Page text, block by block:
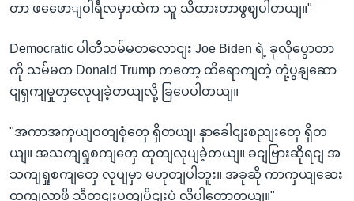
တာ ဖဖေောျဝါရီလမှာထဲက သူ သိထားတာဖွဈပါတယျ။"
Democratic ပါတီသမ်မတလောငျး Joe Biden ရဲ့ ခုလိုပွောတာ
ကို သမ်မတ Donald Trump ကတော့ ထိရောကျတဲ့ တုံ့ပွနျဆော
ငျရှကျမှုတှလေုပျခဲ့တယျလို့ ခြပေပါတယျ။
"အကာအကှယျဝတျစုံတှေ ရှိတယျ၊ နှာခေါငျးစညျးတှေ ရှိတ
ယျ။ အသကျရှုစကျတှေ ထုတျလုပျခဲ့တယျ။ ခငျဗြားဆိုရငျ အ
သကျရှုစကျတှေ လုပျမှာ မဟုတျပါဘူး။ အခုဆို ကာကှယျဆေး
ထှကျလာဖို့ သီတငျးပတျပိုငျးပဲ လိုပါတော့တယျ။"